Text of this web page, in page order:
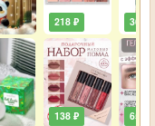
218 ₽
138 ₽ 65 ₽